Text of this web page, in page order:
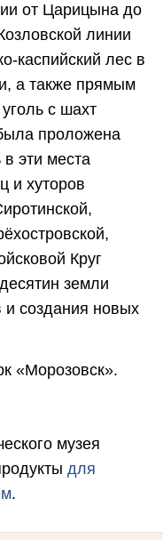
от Царицына до
линии
каспийский лес в
а также прямым
с шахт
проложена
эти места
и хуторов
Круг
земли
и создания новых
«Морозовск».
музея
для
.